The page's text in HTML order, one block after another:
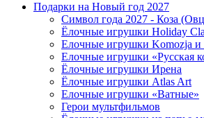
Подарки на Новый год 2027
Символ года 2027 - Коза
Ёлочные игрушки Holiday
Елочные игрушки Komozja и
Елочные игрушки «Русская
Ёлочные игрушки Ирена
Ёлочные игрушки Atlas Art
Елочные игрушки «Ватные»
Герои мультфильмов